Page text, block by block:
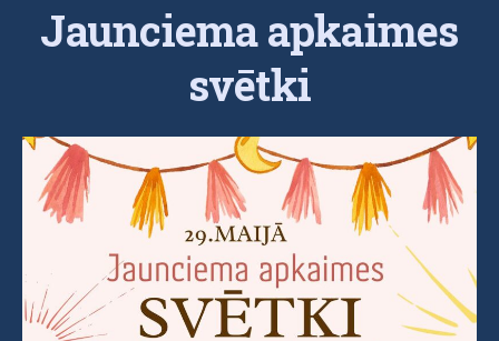
Jaunciema apkaimes
svētki